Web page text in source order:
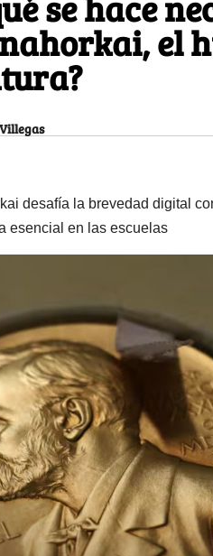
el
desafía la brevedad digital
esencial en las escuelas